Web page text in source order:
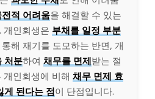
전적 어려움을 해결할 수 있는
개인회생은 부채를 일정 부분
해 재기를 도모하는 반면, 개
처분하여 채무를 면제받는 절
개인회생에 비해 채무 면제 효
게 된다는 점이 단점입니다.